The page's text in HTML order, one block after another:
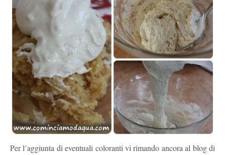
Per l’aggiunta di eventuali coloranti vi rimando ancora al blog di